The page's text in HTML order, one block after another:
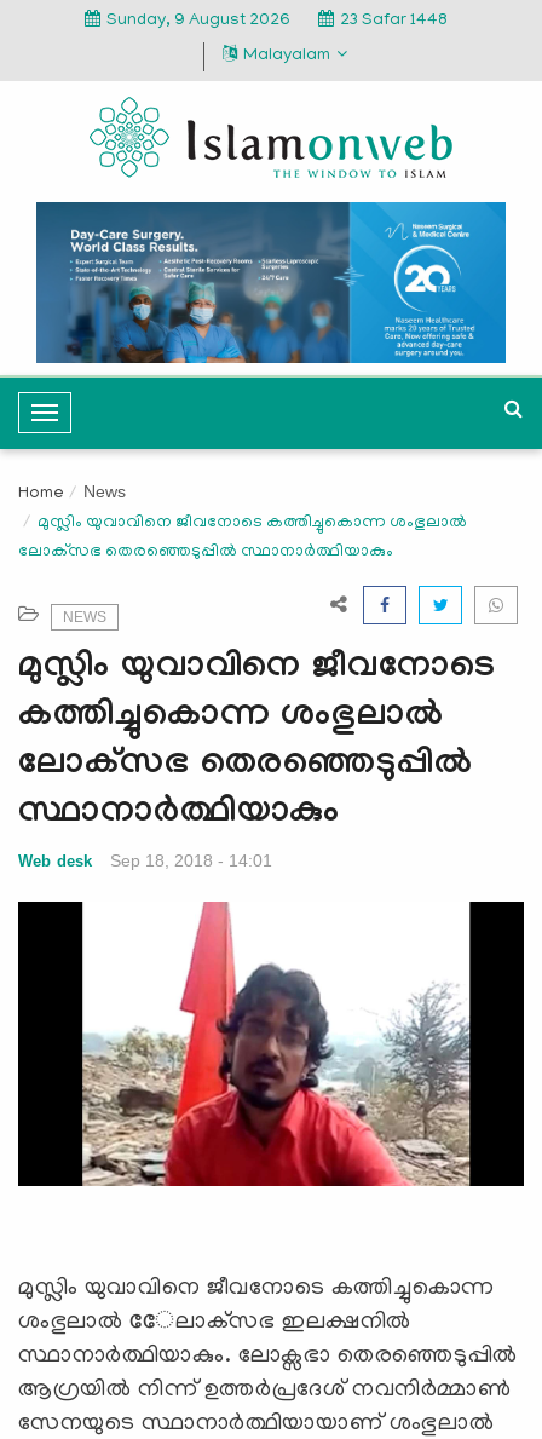
Sunday, 9 August 2026
23 Safar 1448
Malayalam
T
o
g
l
e
v
i
g
t
i
o
n
Home News
മുസ്ലിം യുവാവിനെ ജീവനോടെ കത്തിച്ചുകൊന്ന ശംഭുലാല്‍
ലോക്‌സഭ തെരഞ്ഞെടുപ്പില്‍ സ്ഥാനാര്‍ത്ഥിയാകും
NEWS
മുസ്ലിം യുവാവിനെ ജീവനോടെ
കത്തിച്ചുകൊന്ന ശംഭുലാല്‍
ലോക്‌സഭ തെരഞ്ഞെടുപ്പില്‍
സ്ഥാനാര്‍ത്ഥിയാകും
Web desk Sep 18, 2018 - 14:01
മുസ്ലിം യുവാവിനെ ജീവനോടെ കത്തിച്ചുകൊന്ന
ശംഭുലാല്‍ േേലാക്‌സഭ ഇലക്ഷനില്‍
സ്ഥാനാര്‍ത്ഥിയാകും. ലോക്സഭാ തെരഞ്ഞെടുപ്പില്‍
ആഗ്രയില്‍ നിന്ന് ഉത്തര്‍പ്രദേശ് നവനിര്‍മ്മാണ്‍
സേനയുടെ സ്ഥാനാര്‍ത്ഥിയായാണ് ശംഭുലാല്‍